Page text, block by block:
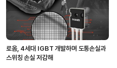
로옴, 4세대 IGBT 개발하며 도통손실과
스위칭 손실 저감해